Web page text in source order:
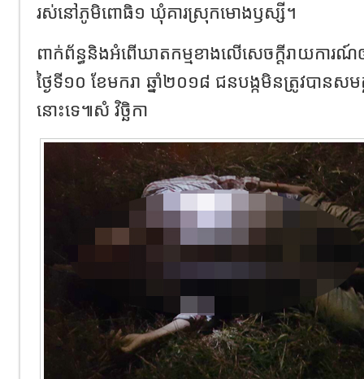
រស់នៅភូមិពោធិ១ ឃុំគារស្រុកមោងឫស្សី។
ពាក់ព័ន្ធនិងអំពើឃាតកម្មខាងលើសេចក្តីរាយការ
ថ្ងៃទី១០ ខែមករា ឆ្នាំ២០១៨ ជនបង្កមិនត្រូវបានស
នោះទេ៕សំ វិច្ឆិកា